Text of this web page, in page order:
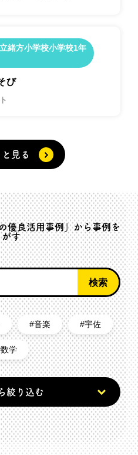
緒方小学校小学校1年
び
と見る
優良活用事例」から事例を
がす
音楽 宇佐
数学
絞り込む